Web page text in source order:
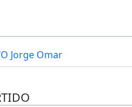
Jorge Omar